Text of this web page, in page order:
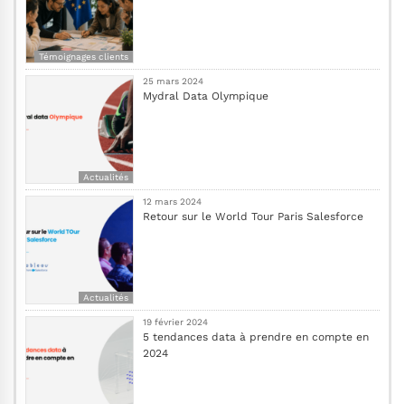
Témoignages clients
Actualités
25 mars 2024
Mydral Data Olympique
Actualités
12 mars 2024
Retour sur le World Tour Paris Salesforce
19 février 2024
5 tendances data à prendre en compte en
2024